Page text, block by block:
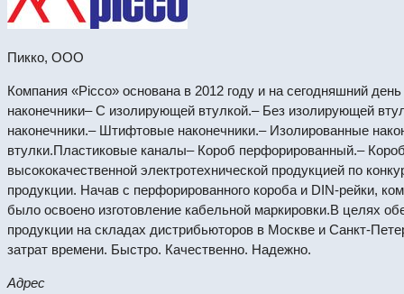
Пикко, ООО
Компания «Picco» основана в 2012 году и на сегодняшний
наконечники– С изолирующей втулкой.– Без изолирующей
наконечники.– Штифтовые наконечники.– Изолированные
втулки.Пластиковые каналы– Короб перфорированный.–
высококачественной электротехнической продукцией по
продукции. Начав с перфорированного короба и DIN-рейки,
было освоено изготовление кабельной маркировки.В целях
продукции на складах дистрибьюторов в Москве и Санкт-
затрат времени. Быстро. Качественно. Надежно.
Адрес